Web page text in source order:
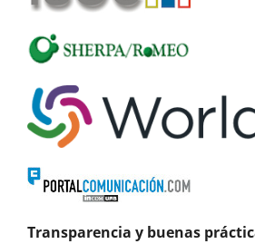
Transparencia y buenas